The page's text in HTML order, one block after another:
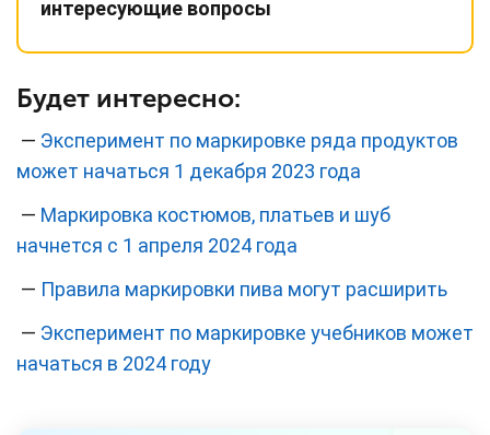
интересующие вопросы
Будет интересно:
— Эксперимент по маркировке ряда продуктов
может начаться 1 декабря 2023 года
— Маркировка костюмов, платьев и шуб
начнется c 1 апреля 2024 года
— Правила маркировки пива могут расширить
— Эксперимент по маркировке учебников может
начаться в 2024 году